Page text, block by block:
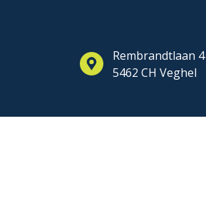
Rembrandtlaan 4
5462 CH Veghel